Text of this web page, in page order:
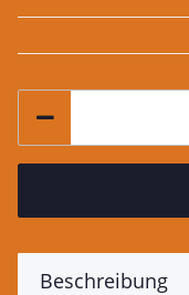
Beschreibung